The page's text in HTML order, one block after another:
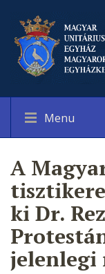
Menu
A
ki Dr.
jelenlegi